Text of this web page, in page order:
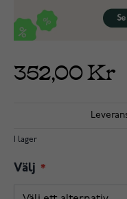
352,00 Kr
I lager
Välj